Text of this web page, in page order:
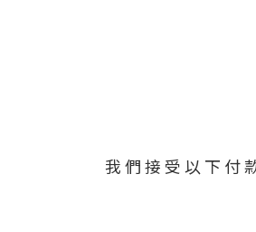
我 們 接 受 以 下 付